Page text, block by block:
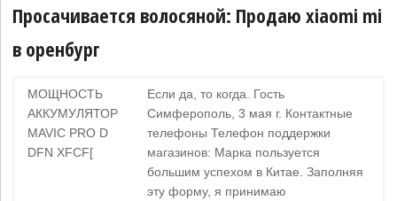
Просачивается волосяной: Продаю xiaomi mi
в оренбург
МОЩНОСТЬ
АККУМУЛЯТОР
MAVIC PRO D
DFN XFCF[
Если да, то когда. Гость
Симферополь, 3 мая г. Контактные
телефоны Телефон поддержки
магазинов: Марка пользуется
большим успехом в Китае. Заполняя
эту форму, я принимаю